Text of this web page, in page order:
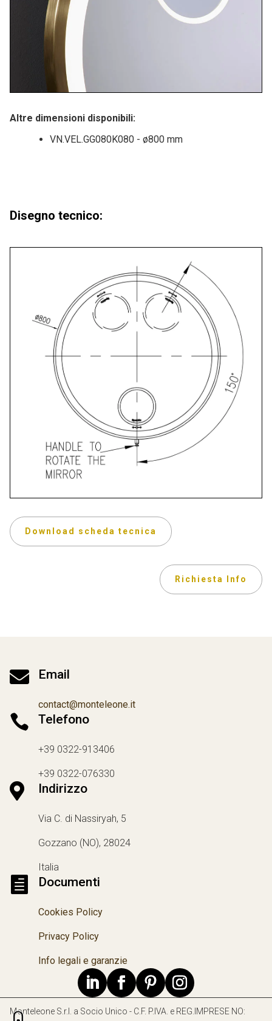
Altre dimensioni disponibili:
VN.VEL.GG080K080 - ø800 mm
Disegno tecnico:
Download scheda tecnica
Richiesta Info
 Email
contact@monteleone.it
 Telefono
+39 0322-913406
+39 0322-076330
 Indirizzo
Via C. di Nassiryah, 5
Gozzano (NO), 28024
Italia
 Documenti
Cookies Policy
Privacy Policy
Info legali e garanzie
Monteleone S.r.l. a Socio Unico - C.F. P.IVA. e REG.IMPRESE NO: